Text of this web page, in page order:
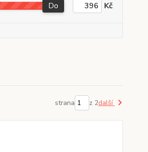
Do Kč
strana z 2další